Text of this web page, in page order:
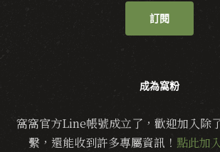
訂閱
成為窩粉
窩窩官方Line帳號成立了，歡迎加入除
繫，還能收到許多專屬資訊！ 點此加入